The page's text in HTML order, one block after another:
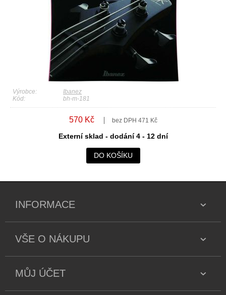
Výrobce:
Ibanez
Kód:
bh-m-181
570 Kč bez DPH 471 Kč
Externí sklad - dodání 4 - 12 dní
DO KOŠÍKU
INFORMACE
VŠE O NÁKUPU
MŮJ ÚČET